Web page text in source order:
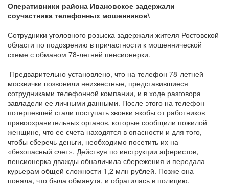
Оперативники района Ивановское задержали
соучастника телефонных мошенников\
Сотрудники уголовного розыска задержали жителя Ростовской
области по подозрению в причастности к мошеннической
схеме с обманом 78-летней пенсионерки.
Предварительно установлено, что на телефон 78-летней
москвички позвонили неизвестные, представившиеся
сотрудниками телефонной компании, и в ходе разговора
завладели ее личными данными. После этого на телефон
потерпевшей стали поступать звонки якобы от работников
правоохранительных органов, которые сообщили пожилой
женщине, что ее счета находятся в опасности и для того,
чтобы сберечь деньги, необходимо посетить их на
«безопасный счет». Действуя по инструкции аферистов,
пенсионерка дважды обналичила сбережения и передала
курьерам общей сложности 1,2 млн рублей. Позже она
поняла, что была обманута, и обратилась в полицию.